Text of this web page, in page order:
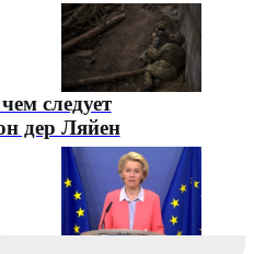
следует
дер Ляйен